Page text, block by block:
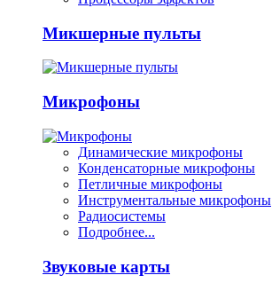
Микшерные пульты
Микрофоны
Динамические микрофоны
Конденсаторные микрофоны
Петличные микрофоны
Инструментальные микрофоны
Радиосистемы
Подробнее...
Звуковые карты